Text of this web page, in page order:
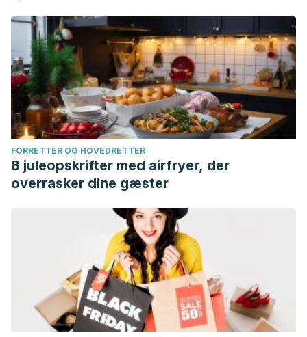
FORRETTER OG HOVEDRETTER
8 juleopskrifter med airfryer, der
overrasker dine gæster